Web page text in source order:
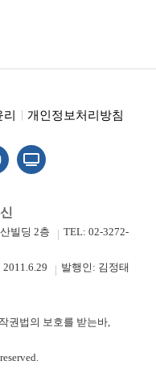
리 개인정보처리방침
빌딩 2층
TEL: 02-3272-
발행인: 김정태
권법의 보호를 받는바,